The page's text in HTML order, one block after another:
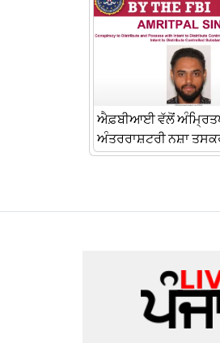
ਐਫ਼ਬੀਆਈ ਵੱਲੋਂ
ਅੰਤਰਰਾਸ਼ਟਰੀ ਨਸ਼ਾ